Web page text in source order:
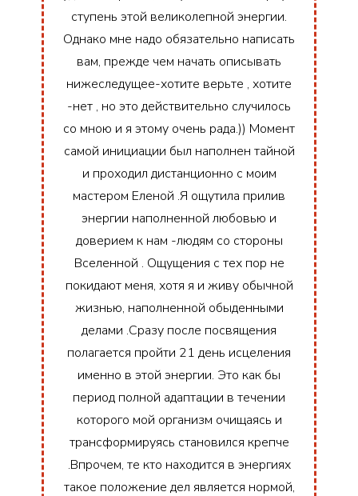
ступень этой великолепной энергии.
Однако мне надо обязательно написать
вам, прежде чем начать описывать
нижеследущее-хотите верьте , хотите
-нет , но это действительно случилось
со мною и я этому очень рада.)) Момент
самой инициации был наполнен тайной
и проходил дистанционно с моим
мастером Еленой .Я ощутила прилив
энергии наполненной любовью и
доверием к нам -людям со стороны
Вселенной . Ощущения с тех пор не
покидают меня, хотя я и живу обычной
жизнью, наполненной обыденными
делами .Сразу после посвящения
полагается пройти 21 день исцеления
именно в этой энергии. Это как бы
период полной адаптации в течении
которого мой организм очищаясь и
трансформируясь становился крепче
.Впрочем, те кто находится в энергиях
такое положение дел является нормой,